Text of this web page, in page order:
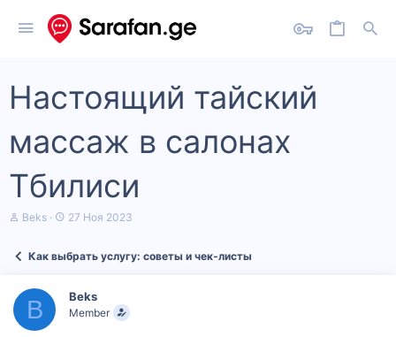
Настоящий тайский
массаж в салонах
Тбилиси
А
т
м
ы
Beks
Д
а
ч
а
27 Ноя 2023
Как выбрать услугу: советы и чек‑листы
B Beks
Member